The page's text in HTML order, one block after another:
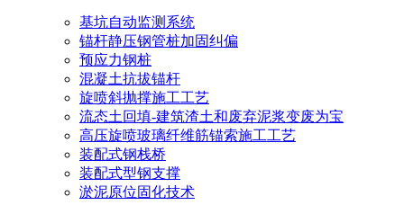
基坑自动监测系统
锚杆静压钢管桩加固纠偏
预应力钢桩
混凝土抗拔锚杆
旋喷斜抛撑施工工艺
流态土回填-建筑渣土和废弃泥浆变废为宝
高压旋喷玻璃纤维筋锚索施工工艺
装配式钢栈桥
装配式型钢支撑
淤泥原位固化技术